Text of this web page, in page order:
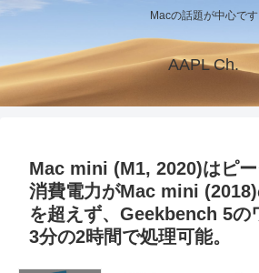
Macの話題が中心です
AAPL Ch.
Mac mini (M1, 2020)はピ
消費電力がMac mini
を超えず、Geekbench 5の
3分の2時間で処理可能。